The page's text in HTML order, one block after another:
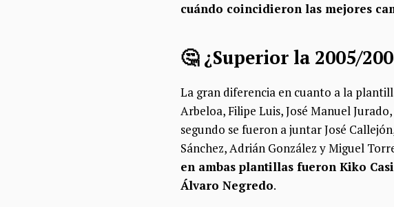
cuándo coincidieron las mejores
🤔 ¿Superior la 2005/
La gran diferencia en cuanto a la
Arbeloa, Filipe Luis, José Manuel
segundo se fueron a juntar José
Sánchez, Adrián González y Miguel
en ambas plantillas fueron Kiko
Álvaro Negredo.